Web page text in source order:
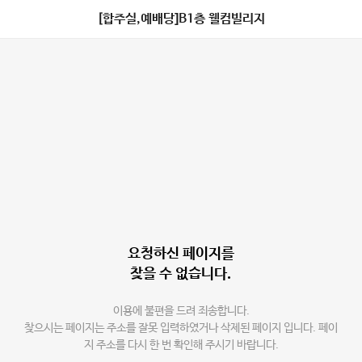
[합주실,예배당]B1층 웰컴빌리지
요청하신 페이지를
찾을 수 없습니다.
이용에 불편을 드려 죄송합니다.
찾으시는 페이지는 주소를 잘못 입력하였거나 삭제된 페이지 입니다. 페이
지 주소를 다시 한 번 확인해 주시기 바랍니다.